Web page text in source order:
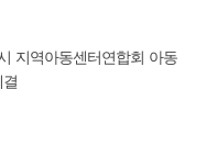
지역아동센터연합회 아동
결